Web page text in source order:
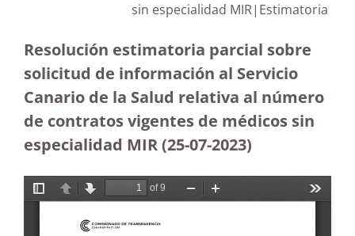
sin especialidad MIR|Estimatoria
Resolución estimatoria parcial sobre
solicitud de información al Servicio
Canario de la Salud relativa al número
de contratos vigentes de médicos sin
especialidad MIR (25-07-2023)